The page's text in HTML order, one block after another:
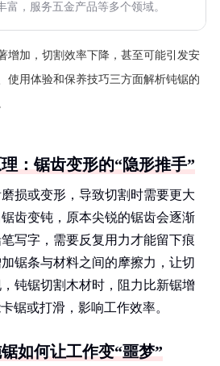
富，服务五金产品等多个领域。
增加，切割效率下降，甚至可能引发安
使用体验和保养技巧三方面解析钝锯的
：锯齿变形的“隐形推手”
损或变形，导致切割时需要更大
齿变钝，原本尖锐的锯齿会逐渐
写字，需要反复用力才能留下痕
锯条与材料之间的摩擦力，让切
钝锯切割木材时，阻力比新锯增
锯或打滑，影响工作效率。
如何让工作变“噩梦”